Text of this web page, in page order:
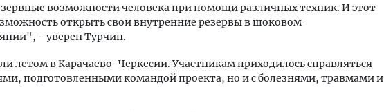
возможности человека при помощи различных техник. И этот
открыть свои внутренние резервы в шоковом
- уверен Турчин.
летом в Карачаево-Черкесии. Участникам приходилось справляться
подготовленными командой проекта, но и с болезнями, травмами и